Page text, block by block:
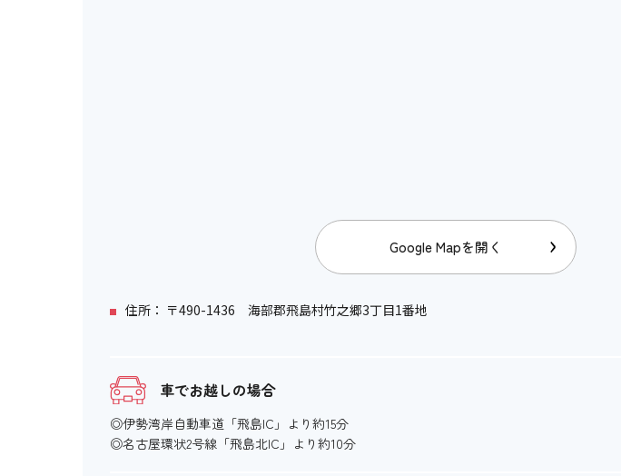
Google Mapを開く
住所： 〒490-1436 海部郡飛島村竹之郷3丁目1番地
車でお越しの場合
◎伊勢湾岸自動車道「飛島IC」より約15分
◎名古屋環状2号線「飛島北IC」より約10分